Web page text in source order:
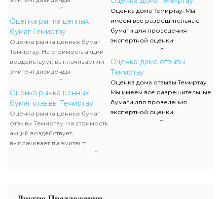
имущества компании-эмитента,
чтоб узнать настоящую
стоимость ценных бумаг.
акционерам либо проценты по
облигациям, какой размер
данных выплат. Определение
прибыльности акций считается
составляющей рыночной
стоимости и используется
оценщиком наряду с оценкой
имущества компании-эмитента,
чтоб узнать настоящую
стоимость ценных бумаг.
Оценка рынка ценных
бумаг Темиртау
Оценка рынка ценных бумаг
Темиртау. На стоимость акций
воздействует, выплачивает ли
эмитент дивиденды
акционерам либо проценты по
облигациям, какой размер
данных выплат. Определение
прибыльности акций считается
составляющей рыночной
стоимости и используется
оценщиком наряду с оценкой
имущества компании-эмитента,
Оценка рынка ценных
бумаг отзывы Темиртау
Оценка рынка ценных бумаг
отзывы Темиртау. На стоимость
акций воздействует,
выплачивает ли эмитент
дивиденды акционерам либо
сканы можно отыскать в
разделе нашего сайта.
Оценка дома Темиртау. Мы
имеем все разрешительные
бумаги для проведения
экспертной оценки
недвижимости. Список данных
документов, их отображение и
сканы можно отыскать в
разделе нашего сайта.
Оценка дома отзывы
Темиртау
Оценка дома отзывы Темиртау.
Мы имеем все разрешительные
бумаги для проведения
экспертной оценки
недвижимости. Список данных